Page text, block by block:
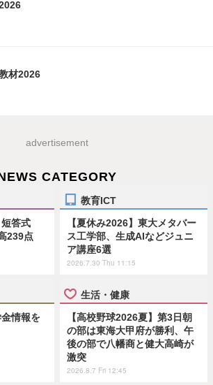
材2026
advertisement
CATEGORY
答式
239点
教育ICT
【夏休み2026】東大メタバー
ス工学部、生成AIなどジュニ
ア講座6選
2026.7.30 Thu 11:15
情報を
生活・健康
【高校野球2026夏】第3日朝
の部は東海大甲府が勝利、午
後の部で八幡商と健大高崎が
激突
2026.8.7 Fri 12:45